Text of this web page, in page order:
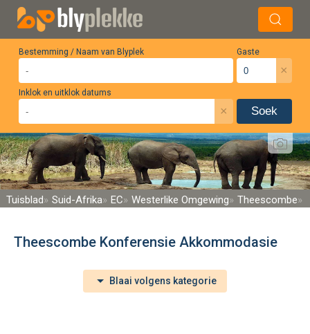
Bestemming / Naam van Blyplek Gaste
×
Inklok en uitklok datums
× Soek
Tuisblad Suid-Afrika EC Westerlike Omgewing Theescombe
Theescombe Konferensie Akkommodasie
Blaai volgens kategorie